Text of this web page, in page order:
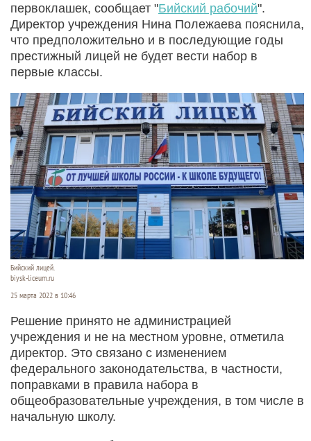
первоклашек, сообщает "Бийский рабочий".
Директор учреждения Нина Полежаева пояснила,
что предположительно и в последующие годы
престижный лицей не будет вести набор в
первые классы.
Бийский лицей.
biysk-liceum.ru
25 марта 2022 в 10:46
Решение принято не администрацией
учреждения и не на местном уровне, отметила
директор. Это связано с изменением
федерального законодательства, в частности,
поправками в правила набора в
общеобразовательные учреждения, в том числе в
начальную школу.